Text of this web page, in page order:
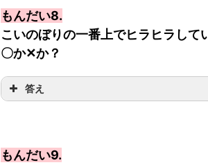
もんだい8.
こいのぼりの一番上でヒラヒラして
〇か✕か？
答え
もんだい9.